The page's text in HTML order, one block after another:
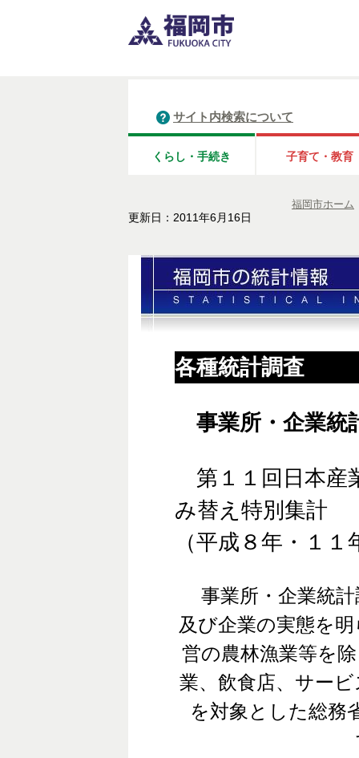
サイト内検索について
くらし・手続き 子育て・教育
福岡市ホーム
更新日：2011年6月16日
各種統計調査
事業所・企業統
第１１回日本産
み替え特別集計
（平成８年・１１
事業所・企業統計
及び企業の実態を
営の農林漁業等を
業、飲食店、サー
を対象とした総務